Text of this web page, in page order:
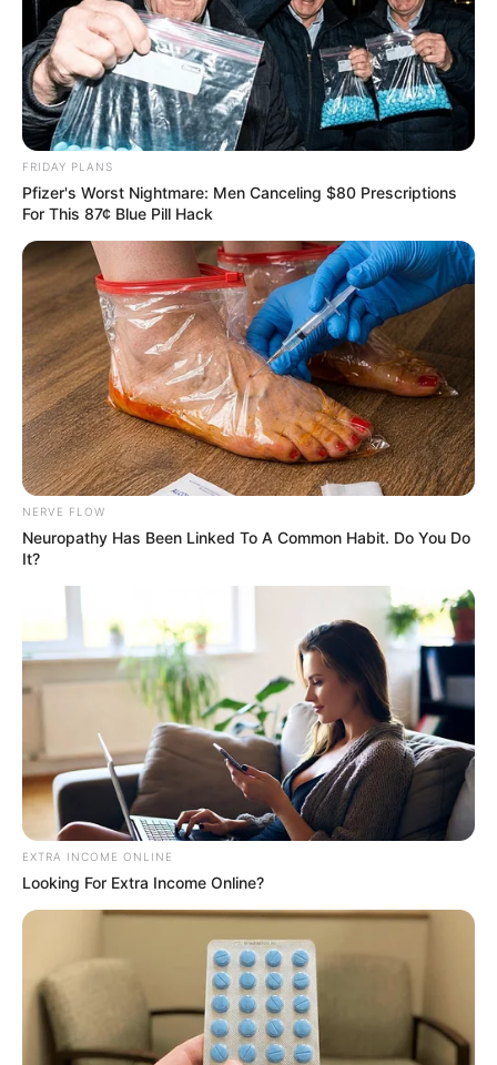
ทายนิสัย
ดวงรายวัน 30 สิงหาคม 2565
อ.มิก พชร ทูตเทวะ
30 ส.ค. 2022
ดูดวงรายวัน ประจำวันอังคาร 30 สิงหาคม 2565 คนวันอาทิตย์ ไพ่ประจำวัน
ของท่าน คือ ไพ่กิเลส ระวังกิเลสในใจตนเองจะนำปัญหามาให้ ความรักที่เข้า
มายังคงเป็นภาพมายา ระวังจะลุ่มหลงในความรักจนเสียเงินทองมากมาย
งดลงทุน หรือเชื่อใจใคร จะเสียงเงินไปเพราะความอยากได้อยากมี…
ดวงรายวัน 29 สิงหาคม 2565
29 ส.ค. 2022
ดวงรายวัน 28 สิงหาคม 2565
28 ส.ค. 2022
ดวงรายวัน 27 สิงหาคม 2565
27 ส.ค. 2022
FRIDAY PLANS
Pfizer's Worst Nightmare: Men Canceling $80 Prescriptions
For This 87¢ Blue Pill Hack
NERVE FLOW
Neuropathy Has Been Linked To A Common Habit. Do You Do
It?
EXTRA INCOME ONLINE
Looking For Extra Income Online?